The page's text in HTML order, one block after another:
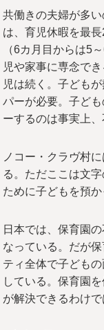
共働きの夫婦が多
は、育児休暇を最
（6カ月目からは5
児や家事に専念で
児は続く。子ども
パーが必要。子ど
ーするのは事実上
ノコー・クラヴ村
る。ただここは文
ために子どもを預
日本では、保育園
なっている。だが
ティ全体で子ども
している。保育園
が解決できるわけで